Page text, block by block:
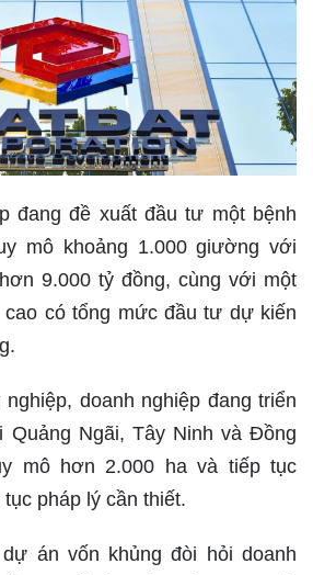
đang đề xuất đầu tư một bệnh
mô khoảng 1.000 giường với
9.000 tỷ đồng, cùng với một
có tổng mức đầu tư dự kiến
doanh nghiệp đang triển
Quảng Ngãi, Tây Ninh và Đồng
mô hơn 2.000 ha và tiếp tục
pháp lý cần thiết.
án vốn khủng đòi hỏi doanh